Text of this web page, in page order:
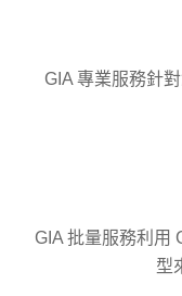
GIA 專業服務針
GIA 批量服務利用
型